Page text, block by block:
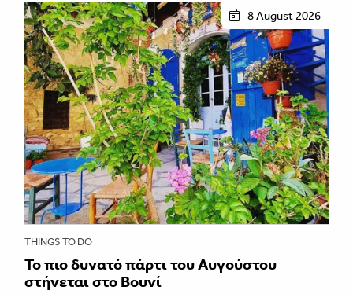
8 August 2026
THINGS TO DO
Το πιο δυνατό πάρτι του Αυγούστου
στήνεται στο Βουνί